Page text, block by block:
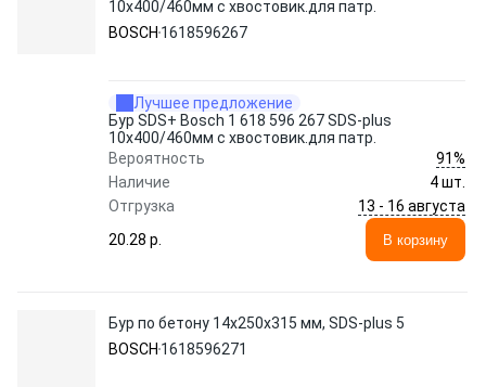
10x400/460мм с хвостовик.для патр.
BOSCH 1618596267
Лучшее предложение
Бур SDS+ Bosch 1 618 596 267 SDS-plus
10x400/460мм с хвостовик.для патр.
Вероятность
91%
Наличие
4 шт.
Отгрузка
13 - 16 августа
20.28 p.
В корзину
Бур по бетону 14х250х315 мм, SDS-plus 5
BOSCH 1618596271